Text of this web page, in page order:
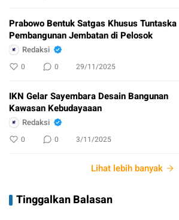
Prabowo Bentuk Satgas Khusus Tuntaska
Pembangunan Jembatan di Pelosok
Redaksi
0 0 29/11/2025
IKN Gelar Sayembara Desain Bangunan
Kawasan Kebudayaaan
Redaksi
0 0 3/11/2025
Lihat lebih banyak
Tinggalkan Balasan